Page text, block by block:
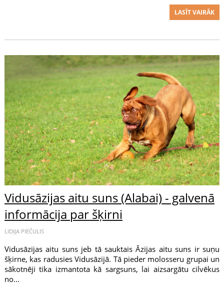
LASĪT VAIRĀK
Vidusāzijas aitu suns (Alabai) - galvenā
informācija par šķirni
LIDIJA PIEČULIS
Vidusāzijas aitu suns jeb tā sauktais Āzijas aitu suns ir suņu
šķirne, kas radusies Vidusāzijā. Tā pieder molosseru grupai un
sākotnēji tika izmantota kā sargsuns, lai aizsargātu cilvēkus
no...